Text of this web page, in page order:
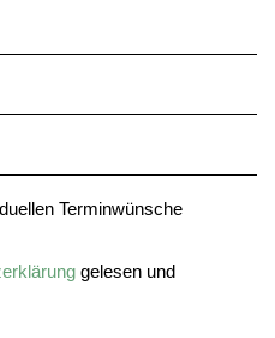
Terminwünsche
gelesen und